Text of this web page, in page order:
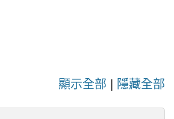
顯示全部 | 隱藏全部